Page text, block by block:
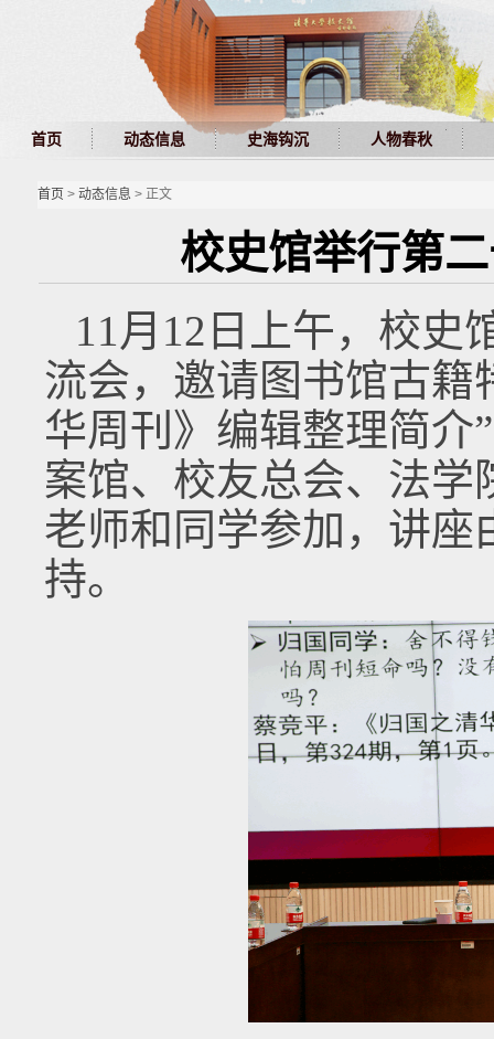
首页 动态信息 史海钩沉 人物春秋
首页 > 动态信息> 正文
校史馆举行第
11月12日上午，校史
流会，邀请图书馆古籍
华周刊》编辑整理简介
案馆、校友总会、法
老师和同学参加，讲座
持。